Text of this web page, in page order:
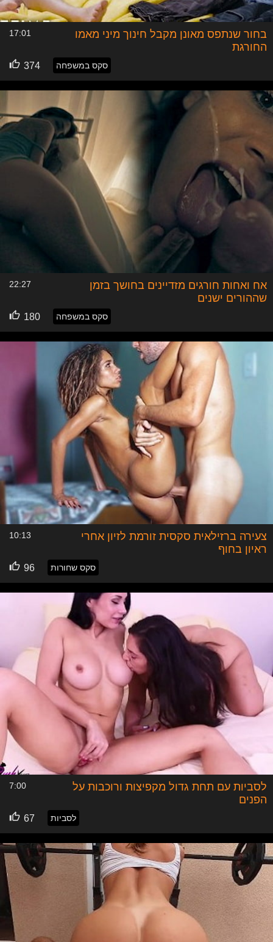
בחור שנתפס מאונן מקבל חינוך מיני מאמו
החורגת
17:01
סקס במשפחה 374
אח ואחות חורגים מזדיינים בחושך בזמן
שההורים ישנים
22:27
סקס במשפחה 180
צעירה ברזילאית סקסית זורמת לזיון אחרי
ראיון בחוף
10:13
סקס שחורות 96
לסביות עם תחת גדול מקפיצות ורוכבות על
הפנים
7:00
לסביות 67